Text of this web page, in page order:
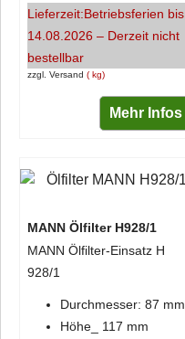
zzgl. Versand kg
Lieferzeit:Betriebsferien bis
14.08.2026 – Derzeit nicht
bestellbar
Mehr Infos
MANN Ölfilter H928/1
MANN Ölfilter-Einsatz H
928/1
Durchmesser: 87 mm
Höhe_ 117 mm